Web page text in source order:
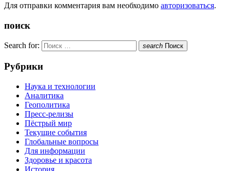
Для отправки комментария вам необходимо авторизоваться.
поиск
Search for: search Поиск
Рубрики
Наука и технологии
Аналитика
Геополитика
Пресс-релизы
Пёстрый мир
Текущие события
Глобальные вопросы
Для информации
Здоровье и красота
История